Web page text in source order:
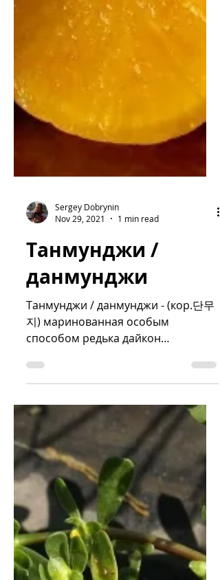
Sergey Dobrynin
Nov 29, 2021
1 min read
Танмунджи /
данмунджи
Танмунджи / данмунджи - (кор.단무
지) маринованная особым
способом редька дайкон
характерного желтого цвета.
Корейский аналог японского...